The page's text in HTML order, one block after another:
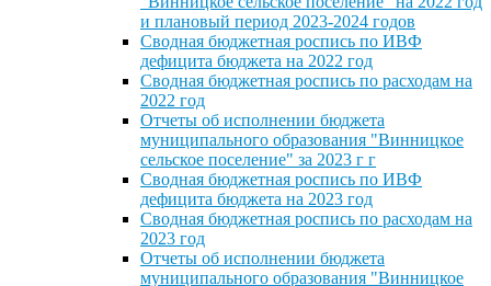
и плановый период 2023-2024 годов
Сводная бюджетная роспись по ИВФ
дефицита бюджета на 2022 год
Сводная бюджетная роспись по расходам на
2022 год
Отчеты об исполнении бюджета
муниципального образования "Винницкое
сельское поселение" за 2023 г г
Сводная бюджетная роспись по ИВФ
дефицита бюджета на 2023 год
Сводная бюджетная роспись по расходам на
2023 год
Отчеты об исполнении бюджета
муниципального образования "Винницкое